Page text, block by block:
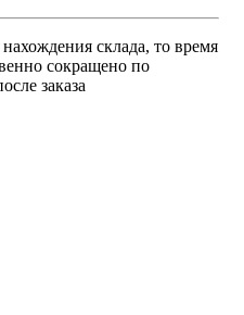
склада, то время
сокращено по
заказа